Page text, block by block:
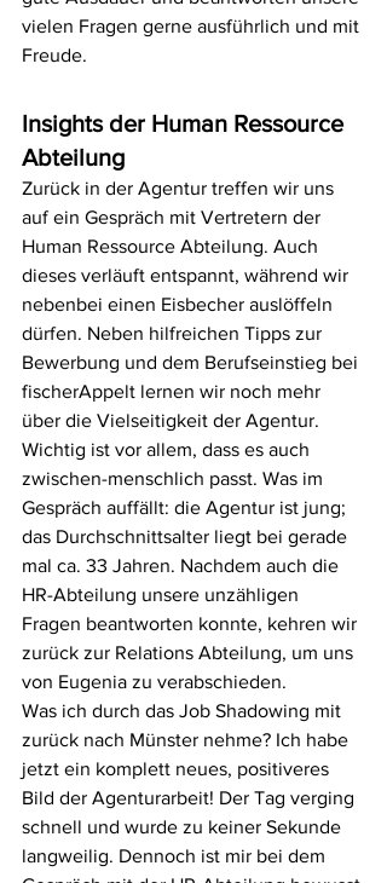
vielen Fragen gerne ausführlich und mit
Freude.
Insights der Human Ressource
Abteilung
Zurück in der Agentur treffen wir uns
auf ein Gespräch mit Vertretern der
Human Ressource Abteilung. Auch
dieses verläuft entspannt, während wir
nebenbei einen Eisbecher auslöffeln
dürfen. Neben hilfreichen Tipps zur
Bewerbung und dem Berufseinstieg bei
fischerAppelt lernen wir noch mehr
über die Vielseitigkeit der Agentur.
Wichtig ist vor allem, dass es auch
zwischen-menschlich passt. Was im
Gespräch auffällt: die Agentur ist jung;
das Durchschnittsalter liegt bei gerade
mal ca. 33 Jahren. Nachdem auch die
HR-Abteilung unsere unzähligen
Fragen beantworten konnte, kehren wir
zurück zur Relations Abteilung, um uns
von Eugenia zu verabschieden.
Was ich durch das Job Shadowing mit
zurück nach Münster nehme? Ich habe
jetzt ein komplett neues, positiveres
Bild der Agenturarbeit! Der Tag verging
schnell und wurde zu keiner Sekunde
langweilig. Dennoch ist mir bei dem